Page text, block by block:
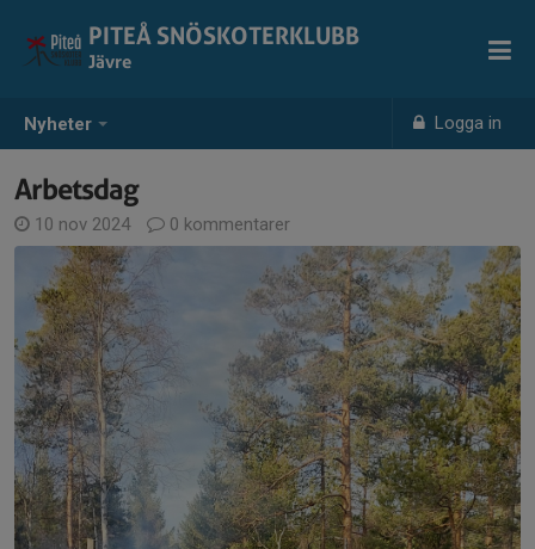
Nyheter Logga in
PITEÅ SNÖSKOTERKLUBB
Jävre
Arbetsdag
10 nov 2024 0 kommentarer